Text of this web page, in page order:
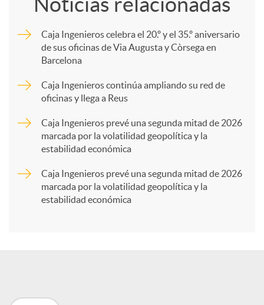
t
Caja Ingenieros celebra el 20.º y el 35.º aniversario
de sus oficinas de Via Augusta y Còrsega en
Barcelona
Caja Ingenieros continúa ampliando su red de
oficinas y llega a Reus
Caja Ingenieros prevé una segunda mitad de 2026
marcada por la volatilidad geopolítica y la
estabilidad económica
Caja Ingenieros prevé una segunda mitad de 2026
marcada por la volatilidad geopolítica y la
estabilidad económica